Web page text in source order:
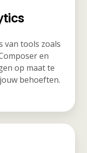
van tools zoals
en
op maat te
behoeften.